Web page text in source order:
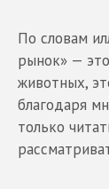
По словам
рынок» —
животных,
благодаря
только